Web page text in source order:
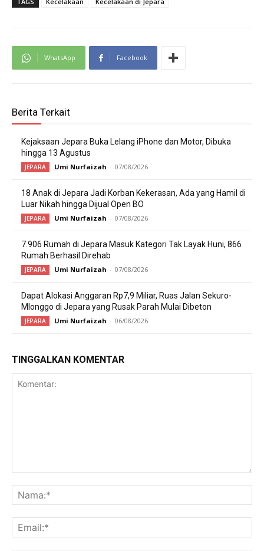
WhatsApp Facebook
Berita Terkait
Kejaksaan Jepara Buka Lelang iPhone dan Motor, Dibuka
hingga 13 Agustus
JEPARA Umi Nurfaizah - 07/08/2026
18 Anak di Jepara Jadi Korban Kekerasan, Ada yang Hamil di
Luar Nikah hingga Dijual Open BO
JEPARA Umi Nurfaizah - 07/08/2026
7.906 Rumah di Jepara Masuk Kategori Tak Layak Huni, 866
Rumah Berhasil Direhab
JEPARA Umi Nurfaizah - 07/08/2026
Dapat Alokasi Anggaran Rp7,9 Miliar, Ruas Jalan Sekuro-
Mlonggo di Jepara yang Rusak Parah Mulai Dibeton
JEPARA Umi Nurfaizah - 06/08/2026
TINGGALKAN KOMENTAR